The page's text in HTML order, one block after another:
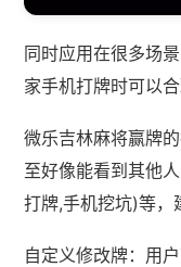
同时应用在很多场
家手机打牌时可以
微乐吉林麻将赢牌
至好像能看到其他
打牌,手机挖坑)等，
自定义修改牌：用